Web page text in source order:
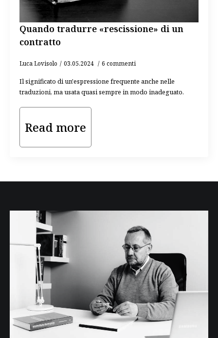
Quando tradurre «rescissione» di un
contratto
Luca Lovisolo 03.05.2024 6 commenti
Il significato di un'espressione frequente anche nelle
traduzioni, ma usata quasi sempre in modo inadeguato.
Read more